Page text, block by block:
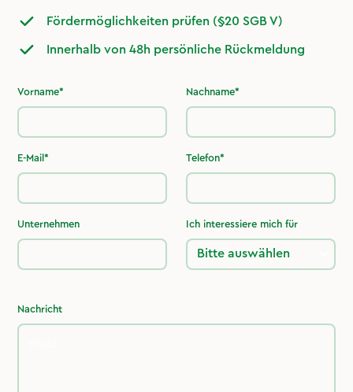
Fördermöglichkeiten prüfen (§20 SGB V)
Innerhalb von 48h persönliche Rückmeldung
Vorname* Nachname*
E-Mail* Telefon*
Unternehmen Ich interessiere mich für
Nachricht